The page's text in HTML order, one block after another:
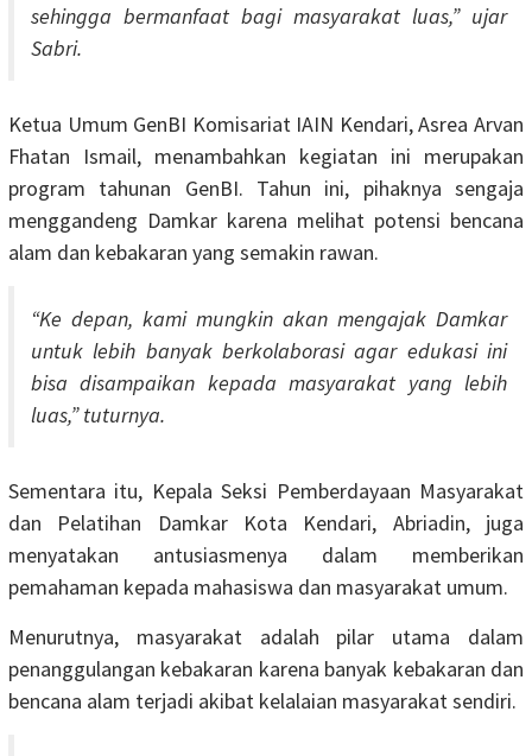
sehingga bermanfaat bagi masyarakat luas,” ujar
Sabri.
Ketua Umum GenBI Komisariat IAIN Kendari, Asrea Arvan
Fhatan Ismail, menambahkan kegiatan ini merupakan
program tahunan GenBI. Tahun ini, pihaknya sengaja
menggandeng Damkar karena melihat potensi bencana
alam dan kebakaran yang semakin rawan.
“Ke depan, kami mungkin akan mengajak Damkar
untuk lebih banyak berkolaborasi agar edukasi ini
bisa disampaikan kepada masyarakat yang lebih
luas,” tuturnya.
Sementara itu, Kepala Seksi Pemberdayaan Masyarakat
dan Pelatihan Damkar Kota Kendari, Abriadin, juga
menyatakan antusiasmenya dalam memberikan
pemahaman kepada mahasiswa dan masyarakat umum.
Menurutnya, masyarakat adalah pilar utama dalam
penanggulangan kebakaran karena banyak kebakaran dan
bencana alam terjadi akibat kelalaian masyarakat sendiri.